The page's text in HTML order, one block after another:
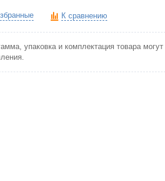
К сравнению
упаковка и комплектация товара